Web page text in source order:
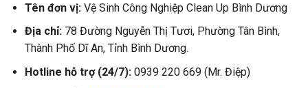
Tên đơn vị:Vệ Sinh Công Nghiệp Clean Up Bình Dương
Địa chỉ:78 Đường Nguyễn Thị Tươi, Phường Tân Bình,
Thành Phố Dĩ An, Tỉnh Bình Dương.
Hotline hỗ trợ (24/7):0939 220 669 (Mr. Điệp)